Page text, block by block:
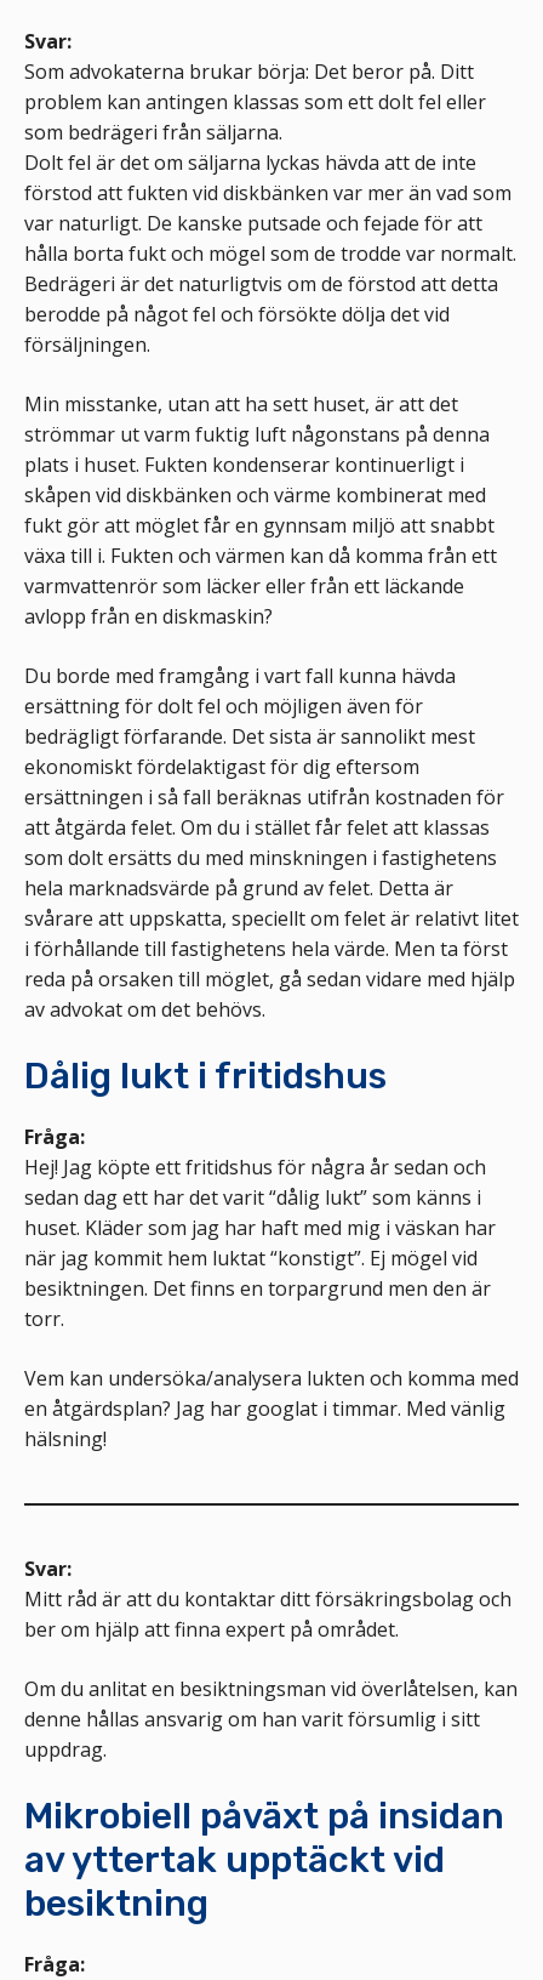
Svar:
Som advokaterna brukar börja: Det beror på. Ditt
problem kan antingen klassas som ett dolt fel eller
som bedrägeri från säljarna.
Dolt fel är det om säljarna lyckas hävda att de inte
förstod att fukten vid diskbänken var mer än vad som
var naturligt. De kanske putsade och fejade för att
hålla borta fukt och mögel som de trodde var normalt.
Bedrägeri är det naturligtvis om de förstod att detta
berodde på något fel och försökte dölja det vid
försäljningen.
Min misstanke, utan att ha sett huset, är att det
strömmar ut varm fuktig luft någonstans på denna
plats i huset. Fukten kondenserar kontinuerligt i
skåpen vid diskbänken och värme kombinerat med
fukt gör att möglet får en gynnsam miljö att snabbt
växa till i. Fukten och värmen kan då komma från ett
varmvattenrör som läcker eller från ett läckande
avlopp från en diskmaskin?
Du borde med framgång i vart fall kunna hävda
ersättning för dolt fel och möjligen även för
bedrägligt förfarande. Det sista är sannolikt mest
ekonomiskt fördelaktigast för dig eftersom
ersättningen i så fall beräknas utifrån kostnaden för
att åtgärda felet. Om du i stället får felet att klassas
som dolt ersätts du med minskningen i fastighetens
hela marknadsvärde på grund av felet. Detta är
svårare att uppskatta, speciellt om felet är relativt litet
i förhållande till fastighetens hela värde. Men ta först
reda på orsaken till möglet, gå sedan vidare med hjälp
av advokat om det behövs.
Dålig lukt i fritidshus
Fråga:
Hej! Jag köpte ett fritidshus för några år sedan och
sedan dag ett har det varit “dålig lukt” som känns i
huset. Kläder som jag har haft med mig i väskan har
när jag kommit hem luktat “konstigt”. Ej mögel vid
besiktningen. Det finns en torpargrund men den är
torr.
Vem kan undersöka/analysera lukten och komma med
en åtgärdsplan? Jag har googlat i timmar. Med vänlig
hälsning!
Svar:
Mitt råd är att du kontaktar ditt försäkringsbolag och
ber om hjälp att finna expert på området.
Om du anlitat en besiktningsman vid överlåtelsen, kan
denne hållas ansvarig om han varit försumlig i sitt
uppdrag.
Mikrobiell påväxt på insidan
av yttertak upptäckt vid
besiktning
Fråga: